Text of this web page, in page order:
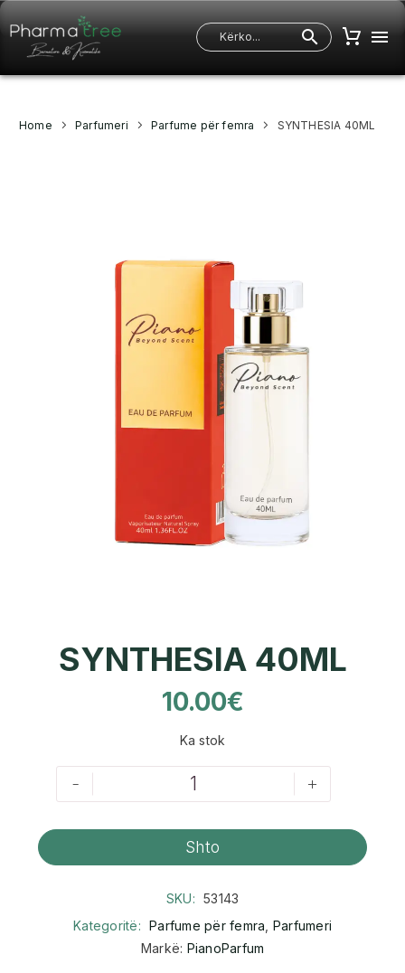
Home Parfumeri Parfume për femra SYNTHESIA 40ML
SYNTHESIA 40ML
10.00€
Ka stok
- +
Shto
SKU: 53143
Kategoritë: Parfume për femra Parfumeri
Markë: PianoParfum